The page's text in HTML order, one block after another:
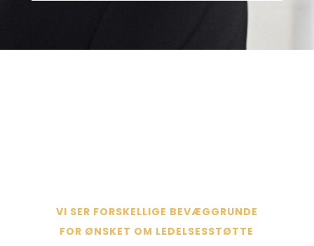
VI SER FORSKELLIGE BEVÆGGRUNDE
FOR ØNSKET OM LEDELSESSTØTTE